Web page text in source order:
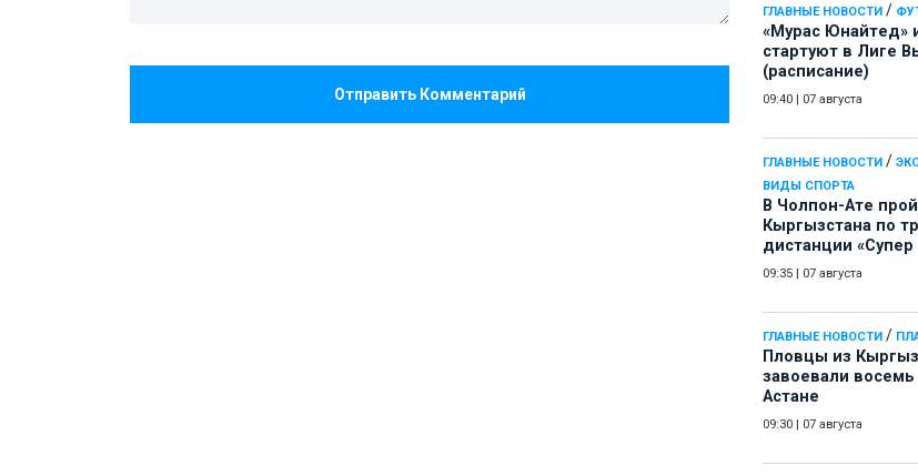
ГЛАВНЫЕ НОВОСТИ /
«Мурас Юнайтед»
стартуют в Лиге
(расписание)
09:40 07 августа
ГЛАВНЫЕ НОВОСТИ /
ВИДЫ СПОРТА
В Чолпон-Ате
Кыргызстана по
дистанции «Супер
09:35 07 августа
ГЛАВНЫЕ НОВОСТИ /
Пловцы из
завоевали
Астане
09:30 07 августа
Отправить Комментарий